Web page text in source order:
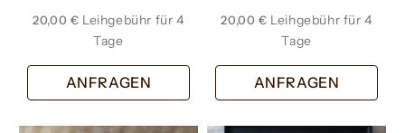
20,00 €
ANFRAGEN
20,00 €
ANFRAGEN